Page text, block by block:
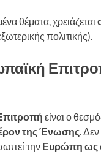
θέματα, χρειάζεται
πολιτικής).
είναι ο
της Ένωσης.
την Ευρώπη ως